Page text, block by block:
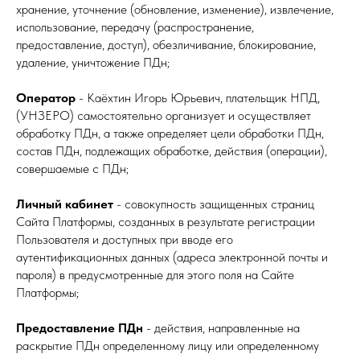
хранение, уточнение (обновление, изменение), извлечение,
использование, передачу (распространение,
предоставление, доступ), обезличивание, блокирование,
удаление, уничтожение ПДн;
Оператор - Каёхтин Игорь Юрьевич, плательщик НПД,
(УНЗЕРО) самостоятельно организует и осуществляет
обработку ПДн, а также определяет цели обработки ПДн,
состав ПДн, подлежащих обработке, действия (операции),
совершаемые с ПДн;
Личный кабинет - совокупность защищенных страниц
Сайта Платформы, созданных в результате регистрации
Пользователя и доступных при вводе его
аутентификационных данных (адреса электронной почты и
пароля) в предусмотренные для этого поля на Сайте
Платформы;
Предоставление ПДн - действия, направленные на
раскрытие ПДн определенному лицу или определенному